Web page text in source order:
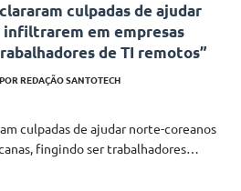
culpadas de ajudar
infiltrarem em empresas
de TI remotos”
PORREDAÇÃO SANTOTECH
culpadas de ajudar norte-coreanos
fingindo ser trabalhadores…